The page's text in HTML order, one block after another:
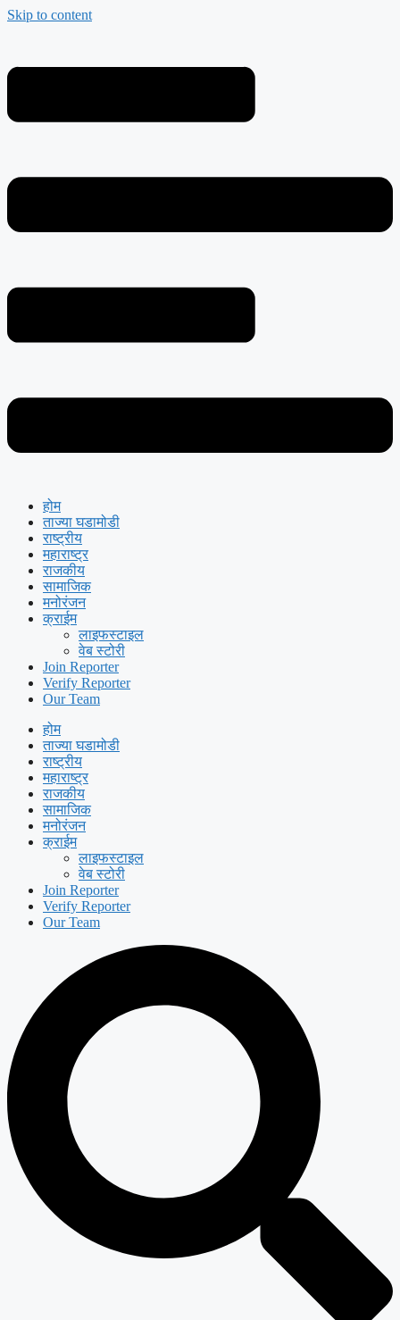
Skip to content
होम
ताज्या घडामोडी
राष्ट्रीय
महाराष्ट्र
राजकीय
सामाजिक
मनोरंजन
क्राईम
लाइफस्टाइल
वेब स्टोरी
Join Reporter
Verify Reporter
Our Team
होम
ताज्या घडामोडी
राष्ट्रीय
महाराष्ट्र
राजकीय
सामाजिक
मनोरंजन
क्राईम
लाइफस्टाइल
वेब स्टोरी
Join Reporter
Verify Reporter
Our Team